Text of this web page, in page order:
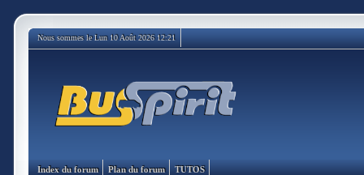
Nous sommes le Lun 10 Août 2026 12:21
Index du forum Plan du forum TUTOS